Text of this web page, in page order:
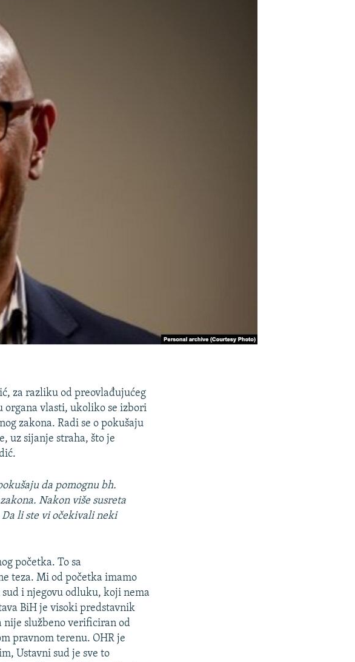
za razliku od preovlađujućeg
vlasti, ukoliko se izbori
zakona. Radi se o pokušaju
uz sijanje straha, što je
da pomognu bh.
Nakon više susreta
Da li ste vi očekivali neki
početka. To sa
teza. Mi od početka imamo
i njegovu odluku, koji nema
BiH je visoki predstavnik
nije službeno verificiran od
pravnom terenu. OHR je
Ustavni sud je sve to